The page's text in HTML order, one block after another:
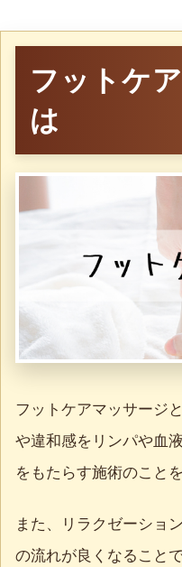
フットケ
は
フットケアマッサージ
や違和感をリンパや血
をもたらす施術のこと
また、リラクゼーショ
の流れが良くなること